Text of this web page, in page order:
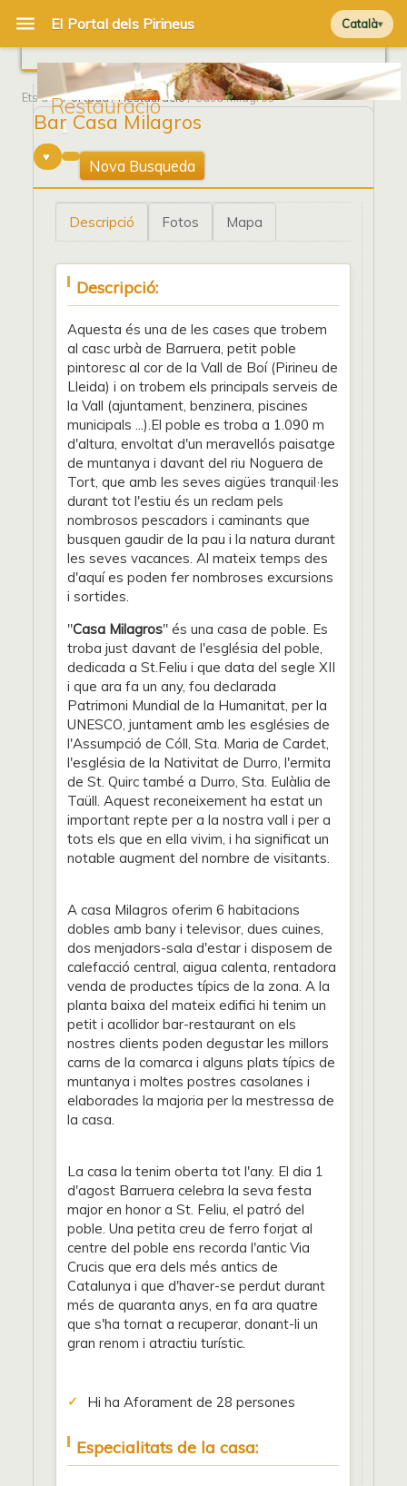
Català
Restauració
Ets a Portada/ Restauració/ Casa Milagros
Bar Casa Milagros
1
Nova Busqueda
Descripció Fotos Mapa
Descripció:
Aquesta és una de les cases que trobem
al casc urbà de Barruera, petit poble
pintoresc al cor de la Vall de Boí (Pirineu de
Lleida) i on trobem els principals serveis de
la Vall (ajuntament, benzinera, piscines
municipals ...).El poble es troba a 1.090 m
d'altura, envoltat d'un meravellós paisatge
de muntanya i davant del riu Noguera de
Tort, que amb les seves aigües tranquil·les
durant tot l'estiu és un reclam pels
nombrosos pescadors i caminants que
busquen gaudir de la pau i la natura durant
les seves vacances. Al mateix temps des
d'aquí es poden fer nombroses excursions
i sortides.
"Casa Milagros" és una casa de poble. Es
troba just davant de l'església del poble,
dedicada a St.Feliu i que data del segle XII
i que ara fa un any, fou declarada
Patrimoni Mundial de la Humanitat, per la
UNESCO, juntament amb les esglésies de
l'Assumpció de Cóll, Sta. Maria de Cardet,
l'església de la Nativitat de Durro, l'ermita
de St. Quirc també a Durro, Sta. Eulàlia de
Taüll. Aquest reconeixement ha estat un
important repte per a la nostra vall i per a
tots els que en ella vivim, i ha significat un
notable augment del nombre de visitants.
A casa Milagros oferim 6 habitacions
dobles amb bany i televisor, dues cuines,
dos menjadors-sala d'estar i disposem de
calefacció central, aigua calenta, rentadora
venda de productes típics de la zona. A la
planta baixa del mateix edifici hi tenim un
petit i acollidor bar-restaurant on els
nostres clients poden degustar les millors
carns de la comarca i alguns plats típics de
muntanya i moltes postres casolanes i
elaborades la majoria per la mestressa de
la casa.
La casa la tenim oberta tot l'any. El dia 1
d'agost Barruera celebra la seva festa
major en honor a St. Feliu, el patró del
poble. Una petita creu de ferro forjat al
centre del poble ens recorda l'antic Via
Crucis que era dels més antics de
Catalunya i que d'haver-se perdut durant
més de quaranta anys, en fa ara quatre
que s'ha tornat a recuperar, donant-li un
gran renom i atractiu turístic.
Hi ha Aforament de 28 persones
Especialitats de la casa: